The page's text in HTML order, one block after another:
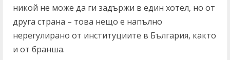
никой не може да ги задържи в един хотел, но от
друга страна – това нещо е напълно
нерегулирано от институциите в България, както
и от бранша.